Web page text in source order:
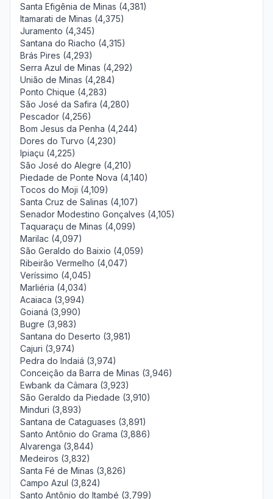
Santa Efigênia de Minas (4,381)
Itamarati de Minas (4,375)
Juramento (4,345)
Santana do Riacho (4,315)
Brás Pires (4,293)
Serra Azul de Minas (4,292)
União de Minas (4,284)
Ponto Chique (4,283)
São José da Safira (4,280)
Pescador (4,256)
Bom Jesus da Penha (4,244)
Dores do Turvo (4,230)
Ipiaçu (4,225)
São José do Alegre (4,210)
Piedade de Ponte Nova (4,140)
Tocos do Moji (4,109)
Santa Cruz de Salinas (4,107)
Senador Modestino Gonçalves (4,105)
Taquaraçu de Minas (4,099)
Marilac (4,097)
São Geraldo do Baixio (4,059)
Ribeirão Vermelho (4,047)
Veríssimo (4,045)
Marliéria (4,034)
Acaiaca (3,994)
Goianá (3,990)
Bugre (3,983)
Santana do Deserto (3,981)
Cajuri (3,974)
Pedra do Indaiá (3,974)
Conceição da Barra de Minas (3,946)
Ewbank da Câmara (3,923)
São Geraldo da Piedade (3,910)
Minduri (3,893)
Santana de Cataguases (3,891)
Santo Antônio do Grama (3,886)
Alvarenga (3,844)
Medeiros (3,832)
Santa Fé de Minas (3,826)
Campo Azul (3,824)
Santo Antônio do Itambé (3,799)